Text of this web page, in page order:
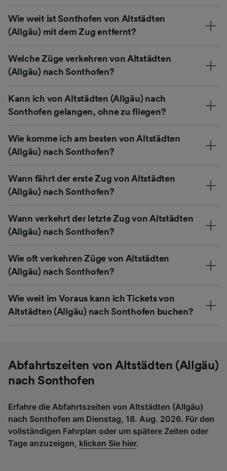
Wie weit ist Sonthofen von Altstädten
(Allgäu) mit dem Zug entfernt?
Welche Züge verkehren von Altstädten
(Allgäu) nach Sonthofen?
Kann ich von Altstädten (Allgäu) nach
Sonthofen gelangen, ohne zu fliegen?
Wie komme ich am besten von Altstädten
(Allgäu) nach Sonthofen?
Wann fährt der erste Zug von Altstädten
(Allgäu) nach Sonthofen?
Wann verkehrt der letzte Zug von Altstädten
(Allgäu) nach Sonthofen?
Wie oft verkehren Züge von Altstädten
(Allgäu) nach Sonthofen?
Wie weit im Voraus kann ich Tickets von
Altstädten (Allgäu) nach Sonthofen buchen?
Abfahrtszeiten von Altstädten (Allgäu)
nach Sonthofen
Erfahre die Abfahrtszeiten von Altstädten (Allgäu)
nach Sonthofen am Dienstag, 18. Aug. 2026. Für den
vollständigen Fahrplan oder um spätere Zeiten oder
Tage anzuzeigen, klicken Sie hier.